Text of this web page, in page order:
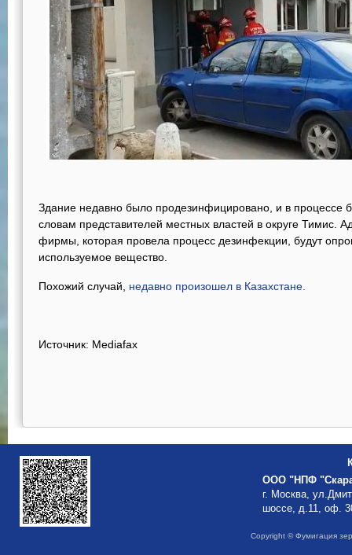
Здание недавно было продезинфицировано, и в процессе
словам представителей местных властей в округе Тимис.
фирмы, которая провела процесс дезинфекции, будут
используемое вещество.
Похожий случай, недавно произошел в Казахстане.
Источник: Mediafax
ООО "НПФ
г. Москва,
шоссе, д.11, оф.
Copyright © Фумигация